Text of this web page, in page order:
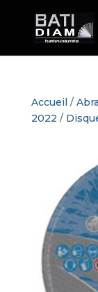
Accueil /
2022 /